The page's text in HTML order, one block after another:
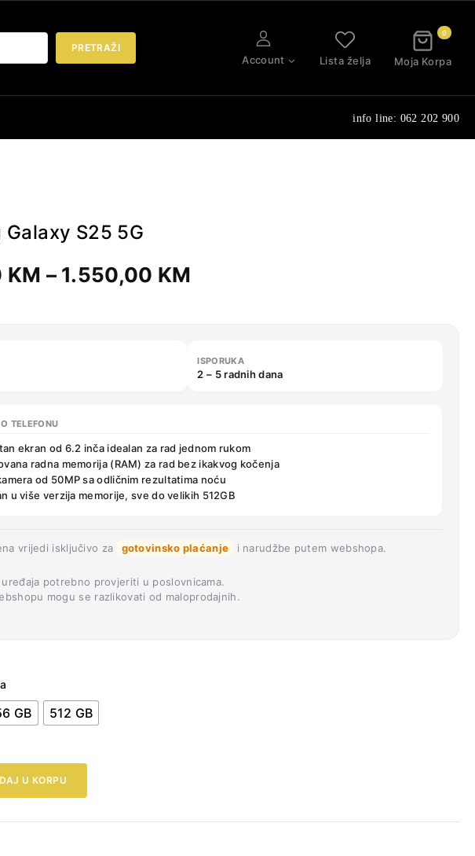
PRETRAŽI
Account Lista želja
0
Moja Korpa
info line: 062 202 900
Galaxy S25 5G
KM – 1.550,00 KM
ISPORUKA
2 – 5 radnih dana
TELEFONU
ekran od 6.2 inča idealan za rad jednom rukom
radna memorija (RAM) za rad bez ikakvog kočenja
od 50MP sa odličnim rezultatima noću
u više verzija memorije, sve do velikih 512GB
vrijedi isključivo za gotovinsko plaćanje i narudžbe putem webshopa.
potrebno provjeriti u poslovnicama.
mogu se razlikovati od maloprodajnih.
GB 512 GB
U KORPU